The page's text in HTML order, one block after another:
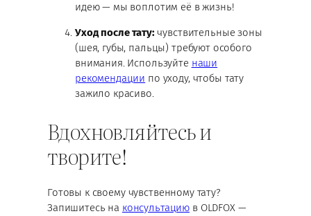
идею — мы воплотим её в жизнь!
Уход после тату:чувствительные зоны
(шея, губы, пальцы) требуют особого
внимания. Используйте наши
рекомендации по уходу, чтобы тату
зажило красиво.
Вдохновляйтесь и
творите!
Готовы к своему чувственному тату?
Запишитесь на консультацию в OLDFOX —